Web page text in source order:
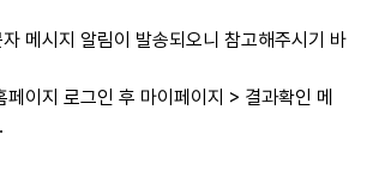
메시지 알림이 발송되오니 참고해주시기 바
페이지 로그인 후 마이페이지 > 결과확인 메